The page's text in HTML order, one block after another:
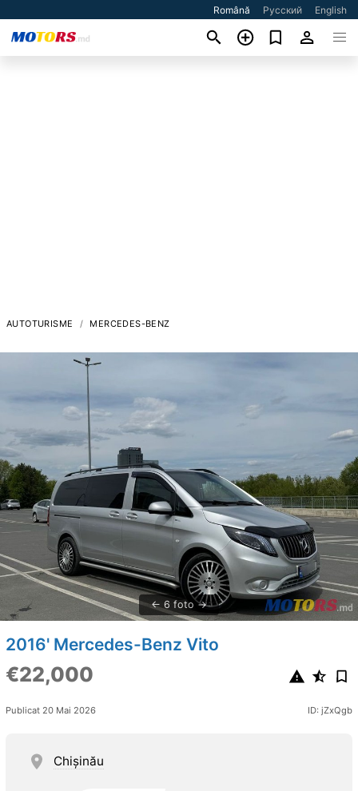
Română Русский English
AUTOTURISME MERCEDES-BENZ
6 foto
2016' Mercedes-Benz Vito
€22,000
Publicat 20 Mai 2026 ID: jZxQgb
Chişinău